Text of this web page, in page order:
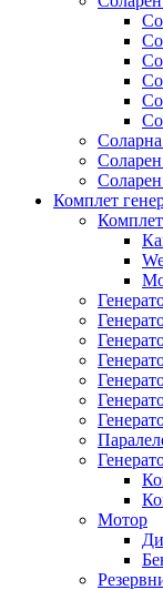
Соларен
Комплет
Мотор